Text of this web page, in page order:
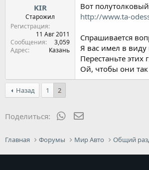
KIR
Старожил
Регистрация
11 Авг 2011
Сообщения
3,059
Адрес
Казань
Вот
http://www.ta-
Спрашивается
Я вас имел в
Перестаньте этих
Ой, чтобы они
Назад 1 2
Поделиться: WhatsApp
Главная Форумы Мир Авто Общий